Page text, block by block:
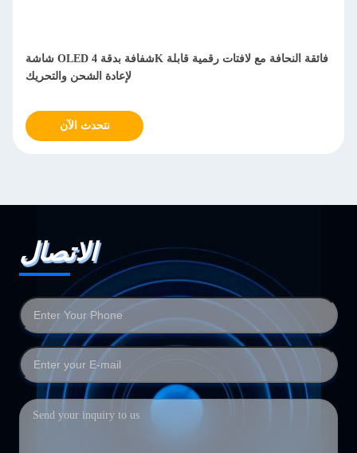
شاشة OLED شفافة بدقة 4K فائقة النحافة مع لافتات رقمية قابلة
لإعادة الشحن والتحريك
نتحدث الآن
الاتصال